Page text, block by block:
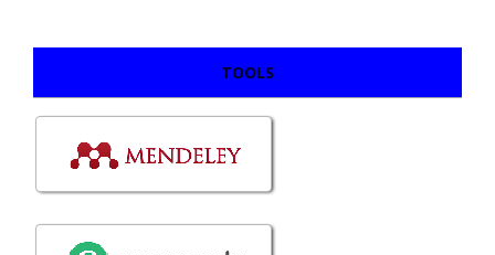
TOOLS